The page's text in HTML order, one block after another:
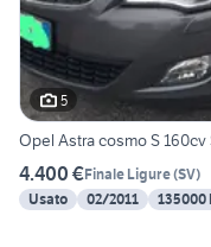
5
Opel Astra cosmo S 160cv
4.400 €Finale Ligure(SV)
Usato
02/2011 135000